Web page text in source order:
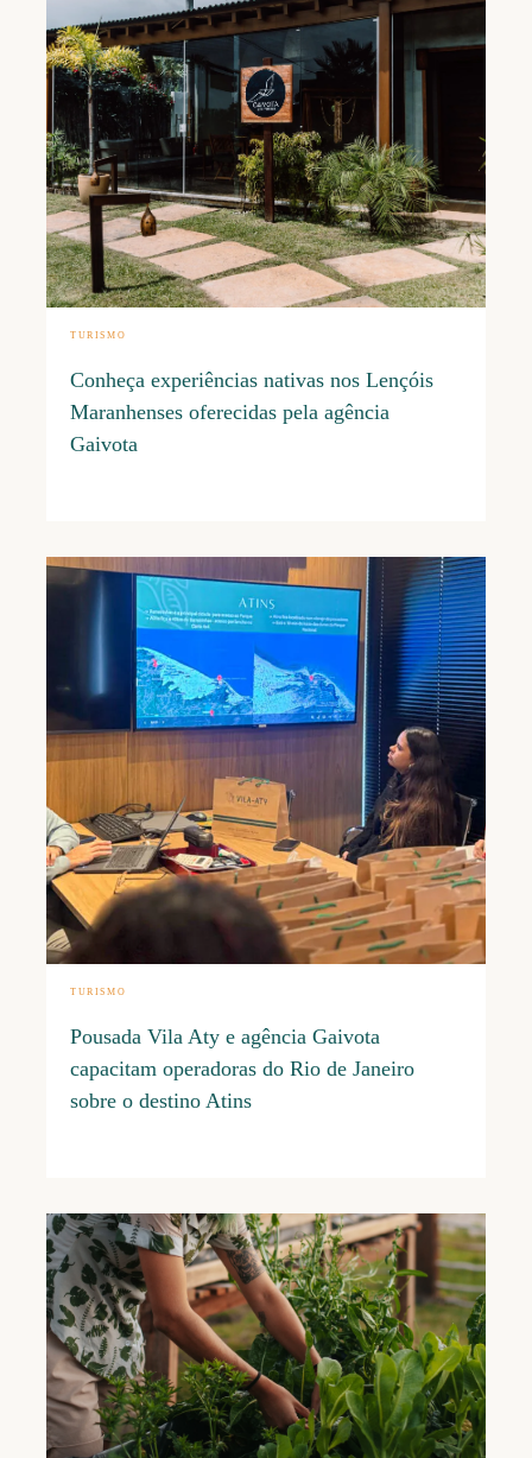
TURISMO
Conheça experiências nativas nos Lençóis
Maranhenses oferecidas pela agência
Gaivota
TURISMO
Pousada Vila Aty e agência Gaivota
capacitam operadoras do Rio de Janeiro
sobre o destino Atins